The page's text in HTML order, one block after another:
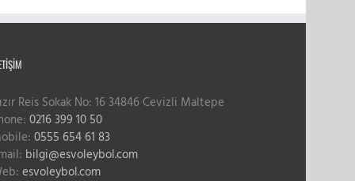
Reis Sokak No: 16 34846 Cevizli Maltepe
0216 399 10 50
0555 654 61 83
bilgi@esvoleybol.com
esvoleybol.com